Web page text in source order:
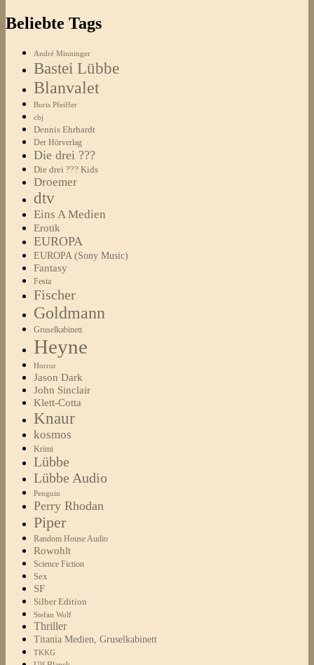
Beliebte Tags
André Minninger
Bastei Lübbe
Blanvalet
Boris Pfeiffer
cbj
Dennis Ehrhardt
Der Hörverlag
Die drei ???
Die drei ??? Kids
Droemer
dtv
Eins A Medien
Erotik
EUROPA
EUROPA (Sony Music)
Fantasy
Festa
Fischer
Goldmann
Gruselkabinett
Heyne
Horror
Jason Dark
John Sinclair
Klett-Cotta
Knaur
kosmos
Krimi
Lübbe
Lübbe Audio
Penguin
Perry Rhodan
Piper
Random House Audio
Rowohlt
Science Fiction
Sex
SF
Silber Edition
Stefan Wolf
Thriller
Titania Medien, Gruselkabinett
TKKG